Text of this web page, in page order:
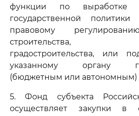
функции по выработке
государственной
правовому
строительства,
градостроительства, или
указанному органу
(бюджетным или автономным)
5. Фонд субъекта
осуществляет закупки в